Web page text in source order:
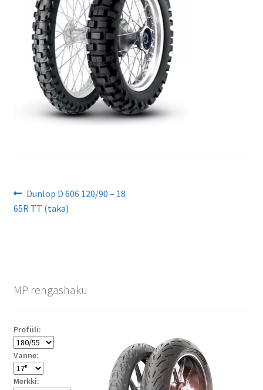
Artikkelien
selaus
Edellinen
artikkeli
Dunlop D 606 120/90 – 18
65R TT (taka)
MP rengashaku
Profiili:
Vanne:
Merkki: